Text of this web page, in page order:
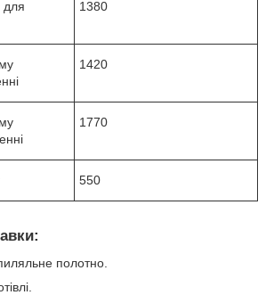
1380
1420
1770
550
полотно.